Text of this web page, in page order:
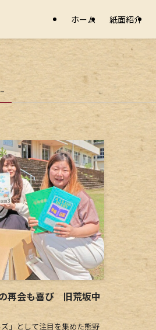
ホーム 紙面紹介
再会も喜び 旧荒坂中
」として注目を集めた熊野